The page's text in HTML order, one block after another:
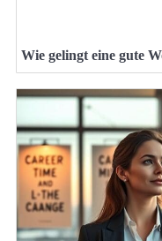
Wie gelingt eine gute